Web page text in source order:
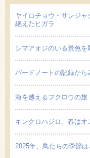
ヤイロチョウ・サンジ
絶えたヒガラ
シマアオジのいる景色を
バードノートの記録か
海を越えるフクロウの
キンクロハジロ、春はオ
2025年、鳥たちの季節